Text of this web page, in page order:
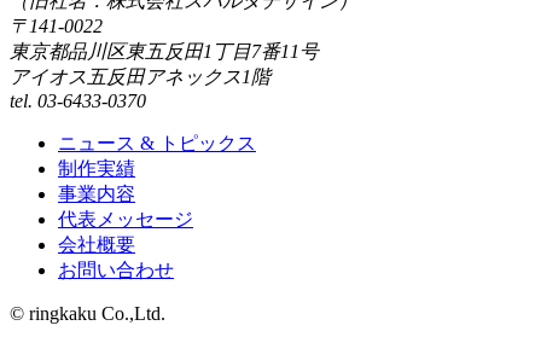
〒141-0022
東京都品川区東五反田1丁目7番11号
アイオス五反田アネックス1階
tel. 03-6433-0370
ニュース & トピックス
制作実績
事業内容
代表メッセージ
会社概要
お問い合わせ
© ringkaku Co.,Ltd.